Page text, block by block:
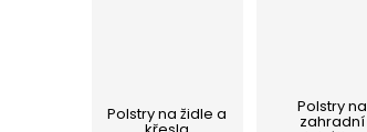
Polstry na židle a Polstry na
zahradní